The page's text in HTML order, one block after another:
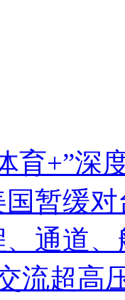
育+”深
暂缓
通道
流超高